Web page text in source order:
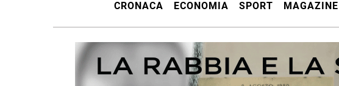
CRONACA ECONOMIA SPORT MAGAZINE